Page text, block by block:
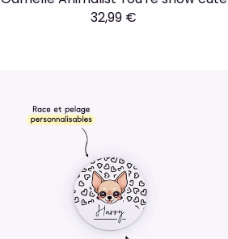
32,99 €